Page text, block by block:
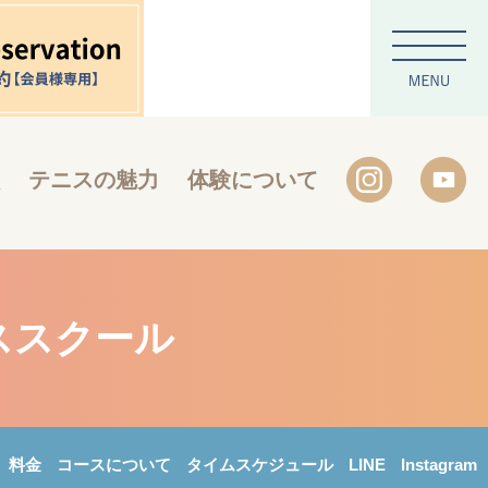
テニスの魅力 体験について
スクール
料金 コースについて タイムスケジュール LINE Instagram